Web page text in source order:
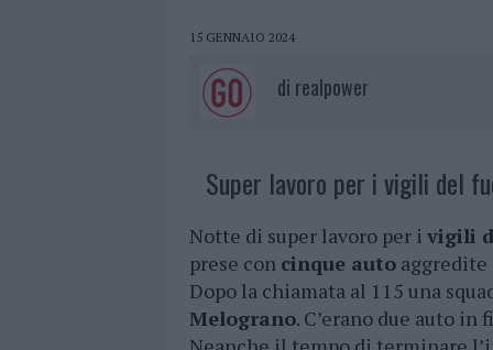
15 GENNAIO 2024
di realpower
Super lavoro per i vigili del
Notte di super lavoro per i vigili
prese con cinque auto
Dopo la chiamata al 115 una
Melograno. C’erano due auto